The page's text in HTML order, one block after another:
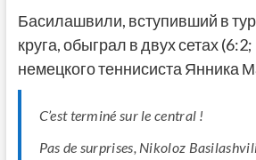
Басилашвили, вступивший в
круга, обыграл в двух сетах
немецкого теннисиста Янника
C’est terminé sur le central !
Pas de surprises, Nikoloz